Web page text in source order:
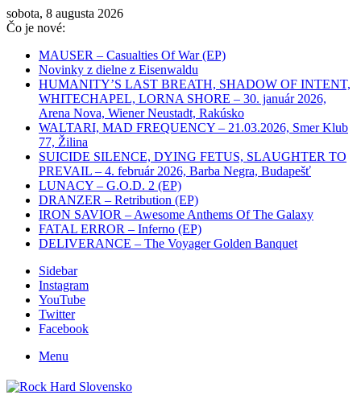
sobota, 8 augusta 2026
Čo je nové:
MAUSER – Casualties Of War (EP)
Novinky z dielne z Eisenwaldu
HUMANITY’S LAST BREATH, SHADOW OF INTENT,
WHITECHAPEL, LORNA SHORE – 30. január 2026,
Arena Nova, Wiener Neustadt, Rakúsko
WALTARI, MAD FREQUENCY – 21.03.2026, Smer Klub
77, Žilina
SUICIDE SILENCE, DYING FETUS, SLAUGHTER TO
PREVAIL – 4. február 2026, Barba Negra, Budapešť
LUNACY – G.O.D. 2 (EP)
DRANZER – Retribution (EP)
IRON SAVIOR – Awesome Anthems Of The Galaxy
FATAL ERROR – Inferno (EP)
DELIVERANCE – The Voyager Golden Banquet
Sidebar
Instagram
YouTube
Twitter
Facebook
Menu